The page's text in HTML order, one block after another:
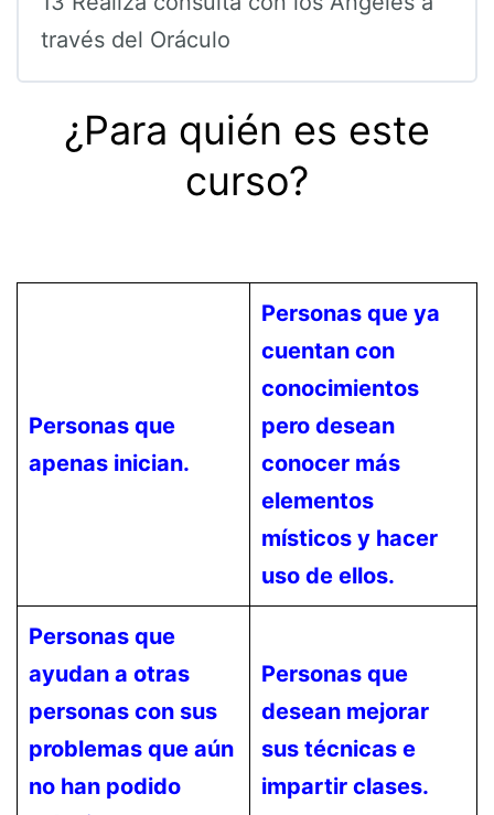
través del Oráculo
¿Para quién es este
curso?
Personas que
apenas inician.
Personas que ya
cuentan con
conocimientos
pero desean
conocer más
elementos
místicos y hacer
uso de ellos.
Personas que
ayudan a otras
personas con sus
problemas que aún
no han podido
Personas que
desean mejorar
sus técnicas e
impartir clases.